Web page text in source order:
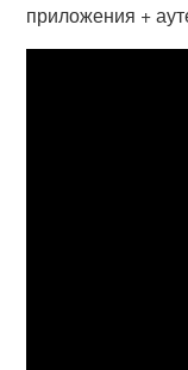
приложения +